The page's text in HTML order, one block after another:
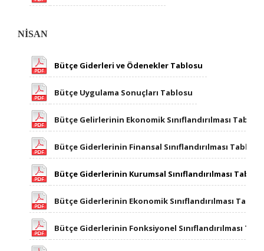
NİSAN
Bütçe Giderleri ve Ödenekler Tablosu
Bütçe Uygulama Sonuçları Tablosu
Bütçe Gelirlerinin Ekonomik​ Sınıflandırılması
Bütçe Giderlerinin Finansal Sınıflandırılması Tablosu
Bütçe Giderlerinin Kurumsal Sınıflandırılması
Bütçe Giderlerinin Ekonomik Sınıflandırılması
Bütçe Giderlerinin Fonksiyonel Sınıflandırılması